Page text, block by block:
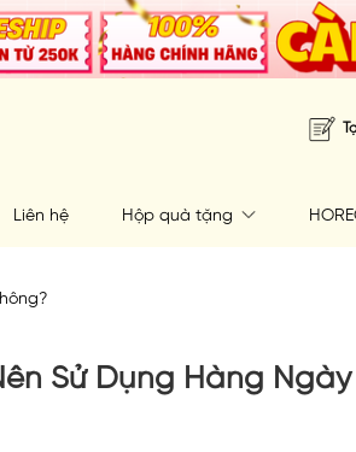
Liên hệ Hộp quà tặng
Sử Dụng Hàng